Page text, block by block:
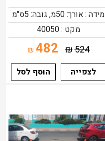
מידה : אורך: 50מ, גובה: 5ס"מ
מקט : 40050
524
₪
482
₪
לצפייה
הוסף לסל